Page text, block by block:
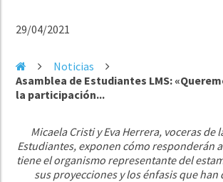
29/04/2021
Noticias
Asamblea de Estudiantes LMS:
la participación...
Micaela Cristi y Eva Herrera, voceras de
Estudiantes, exponen cómo responderán
tiene el organismo representante del
sus proyecciones y los énfasis que han